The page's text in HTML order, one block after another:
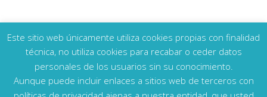
Copyright 2026 Buscant Alternatives | Todos los derechos
reservados | Diseño y Programación: Yerany Hernández
Este sitio web únicamente utiliza cookies propias con finalidad
técnica, no utiliza cookies para recabar o ceder datos
personales de los usuarios sin su conocimiento.
Aunque puede incluir enlaces a sitios web de terceros con